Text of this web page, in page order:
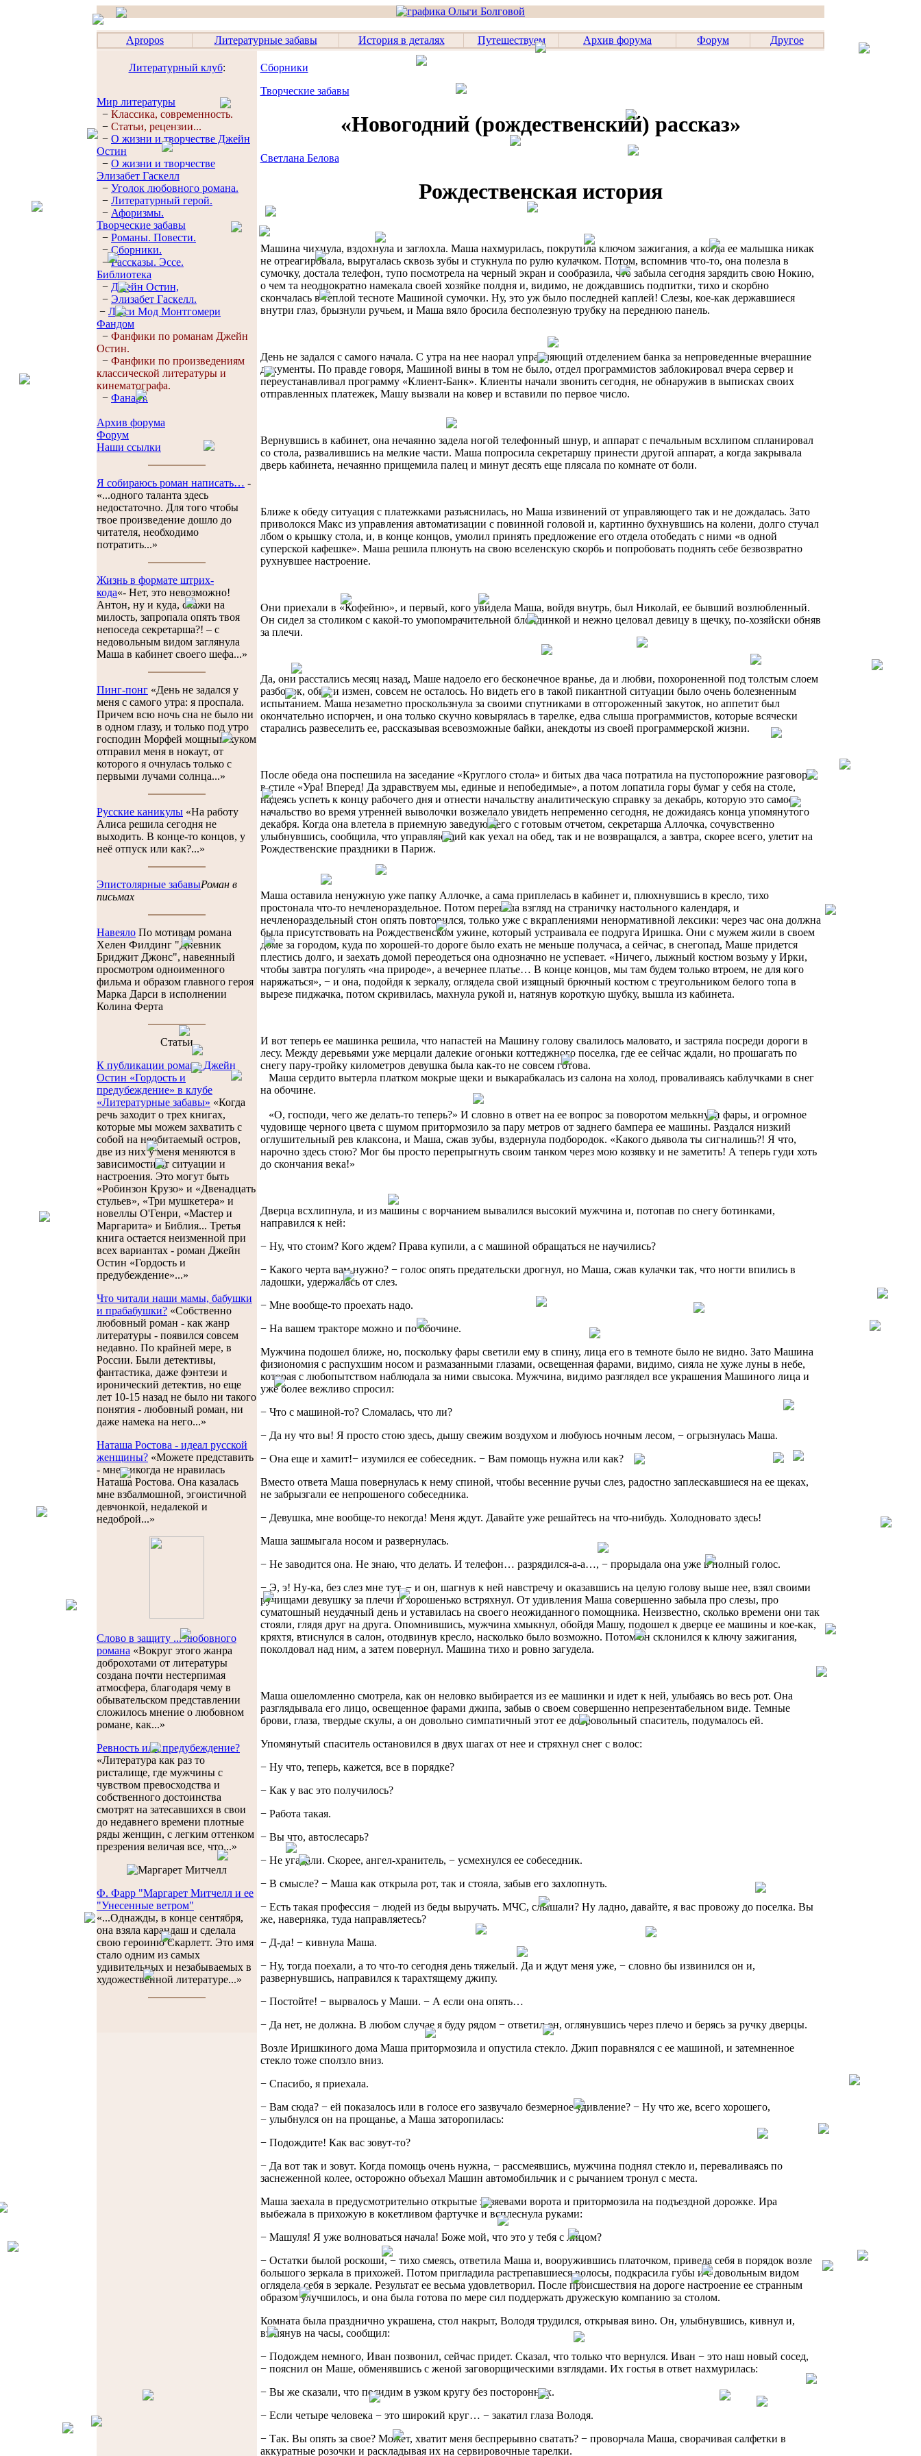
Apropos Литературные забавы История в деталях Путешествуем Архив форума Форум Другое
Литературный клуб:
Мир литературы
− Классика, современность.
− Статьи, рецензии...
− О жизни и творчестве Джейн
Остин
− О жизни и творчестве
Элизабет Гaскелл
− Уголок любовного романа.
− Литературный герой.
− Афоризмы.
Творческие забавы
− Романы. Повести.
−Сборники.
−Рассказы. Эссe.
Библиотека
− Джейн Остин,
− Элизабет Гaскелл.
− Люси Мод Монтгомери
Фандом
− Фанфики по романам Джейн
Остин.
− Фанфики по произведениям
классической литературы и
кинематографа.
− Фанарт.
Архив форума
Форум
Наши ссылки
Я собираюсь роман написать… -
«...одного таланта здесь
недостаточно. Для того чтобы
твое произведение дошло до
читателя, необходимо
потратить...»
Жизнь в формате штрих-
кода«- Нет, это невозможно!
Антон, ну и куда, скажи на
милость, запропала опять твоя
непоседа секретарша?! – с
недовольным видом заглянула
Маша в кабинет своего шефа...»
Пинг-понг «День не задался у
меня с самого утра: я проспала.
Причем всю ночь сна не было ни
в одном глазу, и только под утро
господин Морфей мощным хуком
отправил меня в нокаут, от
которого я очнулась только с
первыми лучами солнца...»
Русские каникулы «На работу
Алиса решила сегодня не
выходить. В конце-то концов, у
неё отпуск или как?...»
Эпистолярные забавыРоман в
письмах
Навеяло По мотивам романа
Хелен Филдинг "Дневник
Бриджит Джонс", навеянный
просмотром одноименного
фильма и образом главного героя
Марка Дарси в исполнении
Колина Ферта
Cтатьи
К публикации романа Джейн
Остин «Гордость и
предубеждение» в клубе
«Литературные забавы» «Когда
речь заходит о трех книгах,
которые мы можем захватить с
собой на необитаемый остров,
две из них у меня меняются в
зависимости от ситуации и
настроения. Это могут быть
«Робинзон Крузо» и «Двенадцать
стульев», «Три мушкетера» и
новеллы О'Генри, «Мастер и
Маргарита» и Библия... Третья
книга остается неизменной при
всех вариантах - роман Джейн
Остин «Гордость и
предубеждение»...»
Что читали наши мамы, бабушки
и прабабушки? «Собственно
любовный роман - как жанр
литературы - появился совсем
недавно. По крайней мере, в
России. Были детективы,
фантастика, даже фэнтези и
иронический детектив, но еще
лет 10-15 назад не было ни такого
понятия - любовный роман, ни
даже намека на него...»
Наташа Ростова - идеал русской
женщины? «Можете представить
- мне никогда не нравилась
Наташа Ростова. Она казалась
мне взбалмошной, эгоистичной
девчонкой, недалекой и
недоброй...»
Слово в защиту ... любовного
романа «Вокруг этого жанра
доброхотами от литературы
создана почти нестерпимая
атмосфера, благодаря чему в
обывательском представлении
сложилось мнение о любовном
романе, как...»
Ревность или предубеждение?
«Литература как раз то
ристалище, где мужчины с
чувством превосходства и
собственного достоинства
смотрят на затесавшихся в свои
до недавнего времени плотные
ряды женщин, с легким оттенком
презрения величая все, что...»
Ф. Фарр "Маргарет Митчелл и ее
"Унесенные ветром"
«...Однажды, в конце сентября,
она взяла карандаш и сделала
свою героиню Скарлетт. Это имя
стало одним из самых
удивительных и незабываемых в
художественной литературе...»
Сборники
Творческие забавы
«Новогодний (рождественский) рассказ»
Светлана Белова
Рождественская история
Машина чихнула, вздохнула и заглохла. Маша нахмурилась, покрутила ключом зажигания, а когда ее малышка никак
не отреагировала, выругалась сквозь зубы и стукнула по рулю кулачком. Потом, вспомнив что-то, она полезла в
сумочку, достала телефон, тупо посмотрела на черный экран и сообразила, что забыла сегодня зарядить свою Нокию,
о чем та неоднократно намекала своей хозяйке полдня и, видимо, не дождавшись подпитки, тихо и скорбно
скончалась в теплой тесноте Машиной сумочки. Ну, это уж было последней каплей! Слезы, кое-как державшиеся
внутри глаз, брызнули ручьем, и Маша вяло бросила бесполезную трубку на переднюю панель.
День не задался с самого начала. С утра на нее наорал управляющий отделением банка за непроведенные вчерашние
документы. По правде говоря, Машиной вины в том не было, отдел программистов заблокировал вчера сервер и
переустанавливал программу «Клиент-Банк». Клиенты начали звонить сегодня, не обнаружив в выписках своих
отправленных платежек, Машу вызвали на ковер и вставили по первое число.
Вернувшись в кабинет, она нечаянно задела ногой телефонный шнур, и аппарат с печальным всхлипом спланировал
со стола, развалившись на мелкие части. Маша попросила секретаршу принести другой аппарат, а когда закрывала
дверь кабинета, нечаянно прищемила палец и минут десять еще плясала по комнате от боли.
Ближе к обеду ситуация с платежками разъяснилась, но Маша извинений от управляющего так и не дождалась. Зато
приволокся Макс из управления автоматизации с повинной головой и, картинно бухнувшись на колени, долго стучал
лбом о крышку стола, и, в конце концов, умолил принять предложение его отдела отобедать с ними «в одной
суперской кафешке». Маша решила плюнуть на свою вселенскую скорбь и попробовать поднять себе безвозвратно
рухнувшее настроение.
Они приехали в «Кофейню», и первый, кого увидела Маша, войдя внутрь, был Николай, ее бывший возлюбленный.
Он сидел за столиком с какой-то умопомрачительной блондинкой и нежно целовал девицу в щечку, по-хозяйски обняв
за плечи.
Да, они расстались месяц назад, Маше надоело его бесконечное вранье, да и любви, похороненной под толстым слоем
разборок, обид и измен, совсем не осталось. Но видеть его в такой пикантной ситуации было очень болезненным
испытанием. Маша незаметно проскользнула за своими спутниками в отгороженный закуток, но аппетит был
окончательно испорчен, и она только скучно ковырялась в тарелке, едва слыша программистов, которые всячески
старались развеселить ее, рассказывая всевозможные байки, анекдоты из своей программерской жизни.
После обеда она поспешила на заседание «Круглого стола» и битых два часа потратила на пустопорожние разговоры
в стиле «Ура! Вперед! Да здравствуем мы, единые и непобедимые», а потом лопатила горы бумаг у себя на столе,
надеясь успеть к концу рабочего дня и отнести начальству аналитическую справку за декабрь, которую это самое
начальство во время утренней выволочки возжелало увидеть непременно сегодня, не дожидаясь конца упомянутого
декабря. Когда она влетела в приемную заведующего с готовым отчетом, секретарша Аллочка, сочувственно
улыбнувшись, сообщила, что управляющий как уехал на обед, так и не возвращался, а завтра, скорее всего, улетит на
Рождественские праздники в Париж.
Маша оставила ненужную уже папку Аллочке, а сама приплелась в кабинет и, плюхнувшись в кресло, тихо
простонала что-то нечленораздельное. Потом перевела взгляд на страничку настольного календаря, и
нечленораздельный стон опять повторился, только уже с вкраплениями ненормативной лексики: через час она должна
была присутствовать на Рождественском ужине, который устраивала ее подруга Иришка. Они с мужем жили в своем
доме за городом, куда по хорошей-то дороге было ехать не меньше получаса, а сейчас, в снегопад, Маше придется
плестись долго, и заехать домой переодеться она однозначно не успевает. «Ничего, лыжный костюм возьму у Ирки,
чтобы завтра погулять «на природе», а вечернее платье… В конце концов, мы там будем только втроем, не для кого
наряжаться», − и она, подойдя к зеркалу, оглядела свой изящный брючный костюм с треугольником белого топа в
вырезе пиджачка, потом скривилась, махнула рукой и, натянув короткую шубку, вышла из кабинета.
И вот теперь ее машинка решила, что напастей на Машину голову свалилось маловато, и застряла посреди дороги в
лесу. Между деревьями уже мерцали далекие огоньки коттеджного поселка, где ее сейчас ждали, но прошагать по
снегу пару-тройку километров девушка была как-то не совсем готова.
Маша сердито вытерла платком мокрые щеки и выкарабкалась из салона на холод, проваливаясь каблучками в снег
на обочине.
«О, господи, чего же делать-то теперь?» И словно в ответ на ее вопрос за поворотом мелькнули фары, и огромное
чудовище черного цвета с шумом притормозило за пару метров от заднего бампера ее машины. Раздался низкий
оглушительный рев клаксона, и Маша, сжав зубы, вздернула подбородок. «Какого дьявола ты сигналишь?! Я что,
нарочно здесь стою? Мог бы просто перепрыгнуть своим танком через мою козявку и не заметить! А теперь гуди хоть
до скончания века!»
Дверца всхлипнула, и из машины с ворчанием вывалился высокий мужчина и, потопав по снегу ботинками,
направился к ней:
− Ну, что стоим? Кого ждем? Права купили, а с машиной обращаться не научились?
− Какого черта вам нужно? − голос опять предательски дрогнул, но Маша, сжав кулачки так, что ногти впились в
ладошки, удержалась от слез.
− Мне вообще-то проехать надо.
− На вашем тракторе можно и по обочине.
Мужчина подошел ближе, но, поскольку фары светили ему в спину, лица его в темноте было не видно. Зато Машина
физиономия с распухшим носом и размазанными глазами, освещенная фарами, видимо, сияла не хуже луны в небе,
которая с любопытством наблюдала за ними свысока. Мужчина, видимо разглядел все украшения Машиного лица и
уже более вежливо спросил:
− Что с машиной-то? Сломалась, что ли?
− Да ну что вы! Я просто стою здесь, дышу свежим воздухом и любуюсь ночным лесом, − огрызнулась Маша.
− Она еще и хамит!− изумился ее собеседник. − Вам помощь нужна или как?
Вместо ответа Маша повернулась к нему спиной, чтобы весенние ручьи слез, радостно заплескавшиеся на ее щеках,
не забрызгали ее непрошеного собеседника.
− Девушка, мне вообще-то некогда! Меня ждут. Давайте уже решайтесь на что-нибудь. Холодновато здесь!
Маша зашмыгала носом и развернулась.
− Не заводится она. Не знаю, что делать. И телефон… разрядился-а-а…, − прорыдала она уже в полный голос.
− Э, э! Ну-ка, без слез мне тут, − и он, шагнув к ней навстречу и оказавшись на целую голову выше нее, взял своими
ручищами девушку за плечи и хорошенько встряхнул. От удивления Маша совершенно забыла про слезы, про
суматошный неудачный день и уставилась на своего неожиданного помощника. Неизвестно, сколько времени они так
стояли, глядя друг на друга. Опомнившись, мужчина хмыкнул, обойдя Машу, подошел к дверце ее машины и кое-как,
кряхтя, втиснулся в салон, отодвинув кресло, насколько было возможно. Потом он склонился к ключу зажигания,
поколдовал над ним, а затем повернул. Машина тихо и ровно загудела.
Маша ошеломленно смотрела, как он неловко выбирается из ее машинки и идет к ней, улыбаясь во весь рот. Она
разглядывала его лицо, освещенное фарами джипа, забыв о своем совершенно непрезентабельном виде. Темные
брови, глаза, твердые скулы, а он довольно симпатичный этот ее добровольный спаситель, подумалось ей.
Упомянутый спаситель остановился в двух шагах от нее и стряхнул снег с волос:
− Ну что, теперь, кажется, все в порядке?
− Как у вас это получилось?
− Работа такая.
− Вы что, автослесарь?
− Не угадали. Скорее, ангел-хранитель, − усмехнулся ее собеседник.
− В смысле? − Маша как открыла рот, так и стояла, забыв его захлопнуть.
− Есть такая профессия − людей из беды выручать. МЧС, слышали? Ну ладно, давайте, я вас провожу до поселка. Вы
же, наверняка, туда направляетесь?
− Д-да! − кивнула Маша.
− Ну, тогда поехали, а то что-то сегодня день тяжелый. Да и ждут меня уже, − словно бы извинился он и,
развернувшись, направился к тарахтящему джипу.
− Постойте! − вырвалось у Маши. − А если она опять…
− Да нет, не должна. В любом случае я буду рядом − ответил он, оглянувшись через плечо и берясь за ручку дверцы.
Возле Иришкиного дома Маша притормозила и опустила стекло. Джип поравнялся с ее машиной, и затемненное
стекло тоже сползло вниз.
− Спасибо, я приехала.
− Вам сюда? − ей показалось или в голосе его зазвучало безмерное удивление? − Ну что же, всего хорошего,
− улыбнулся он на прощанье, а Маша заторопилась:
− Подождите! Как вас зовут-то?
− Да вот так и зовут. Когда помощь очень нужна, − рассмеявшись, мужчина поднял стекло и, переваливаясь по
заснеженной колее, осторожно объехал Машин автомобильчик и с рычанием тронул с места.
Маша заехала в предусмотрительно открытые хозяевами ворота и притормозила на подъездной дорожке. Ира
выбежала в прихожую в кокетливом фартучке и всплеснула руками:
− Машуля! Я уже волноваться начала! Боже мой, что это у тебя с лицом?
− Остатки былой роскоши, − тихо смеясь, ответила Маша и, вооружившись платочком, привела себя в порядок возле
большого зеркала в прихожей. Потом пригладила растрепавшиеся волосы, подкрасила губы и с довольным видом
оглядела себя в зеркале. Результат ее весьма удовлетворил. После происшествия на дороге настроение ее странным
образом улучшилось, и она была готова по мере сил поддержать дружескую компанию за столом.
Комната была празднично украшена, стол накрыт, Володя трудился, открывая вино. Он, улыбнувшись, кивнул и,
взглянув на часы, сообщил:
− Подождем немного, Иван позвонил, сейчас придет. Сказал, что только что вернулся. Иван − это наш новый сосед,
− пояснил он Маше, обменявшись с женой заговорщическими взглядами. Их гостья в ответ нахмурилась:
− Вы же сказали, что посидим в узком кругу без посторонних.
− Если четыре человека − это широкий круг… − закатил глаза Володя.
− Так. Вы опять за свое? Может, хватит меня беспрерывно сватать? − проворчала Маша, сворачивая салфетки в
аккуратные розочки и раскладывая их на сервировочные тарелки.